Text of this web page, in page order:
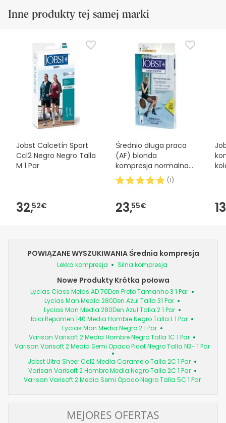
Inne produkty tej samej marki
Jobst Calcetín Sport
Ccl2 Negro Negro Talla
M 1 Par
32,52€
Średnio długa praca
(AF) blonda
kompresja normalna
czarna rozmiar 5
(1)
23,55€
POWIĄZANE WYSZUKIWANIA Średnia kompresja
Lekka kompresja Silna kompresja
Nowe Produkty Krótka połowa
Lycias Class Meias AD 70Den Preto Tamanho 3 1 Par
Lycias Man Media 280Den Azul Talla 31 Par
Lycias Man Media 280Den Azul Talla 2 1 Par
Ibici Repomen 140 Media Hombre Negro Talla L 1 Par
Lycias Man Media Negro 2 1 Par
Varisan Varisoft 2 Media Hombre Negro Talla 1C 1 Par
Varisan Varisoft 2 Media Semi Opaco Picot Negro Talla N3- 1 Par
Jobst Ultra Sheer Ccl2 Media Caramelo Talla 2C 1 Par
Varisan Varisoft 2 Hombre Media Negro Talla 2C 1 Par
Varisan Varisoft 2 Media Semi Opaco Negro Talla 5C 1 Par
MEJORES OFERTAS